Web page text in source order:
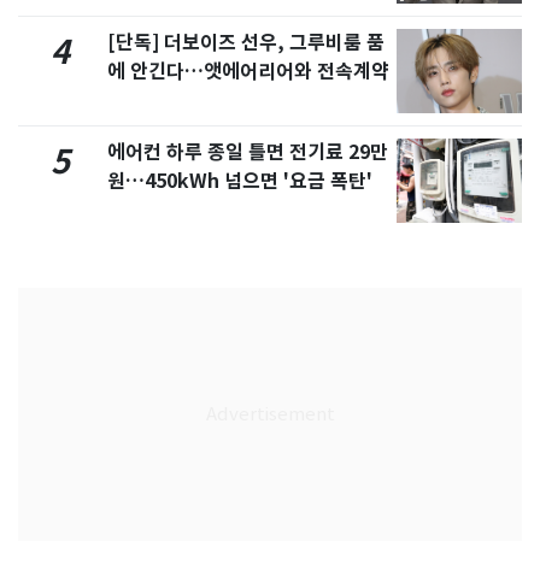
4
[단독] 더보이즈 선우, 그루비룸 품
에 안긴다…앳에어리어와 전속계약
5
에어컨 하루 종일 틀면 전기료 29만
원…450kWh 넘으면 '요금 폭탄'